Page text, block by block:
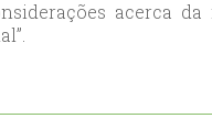
acerca